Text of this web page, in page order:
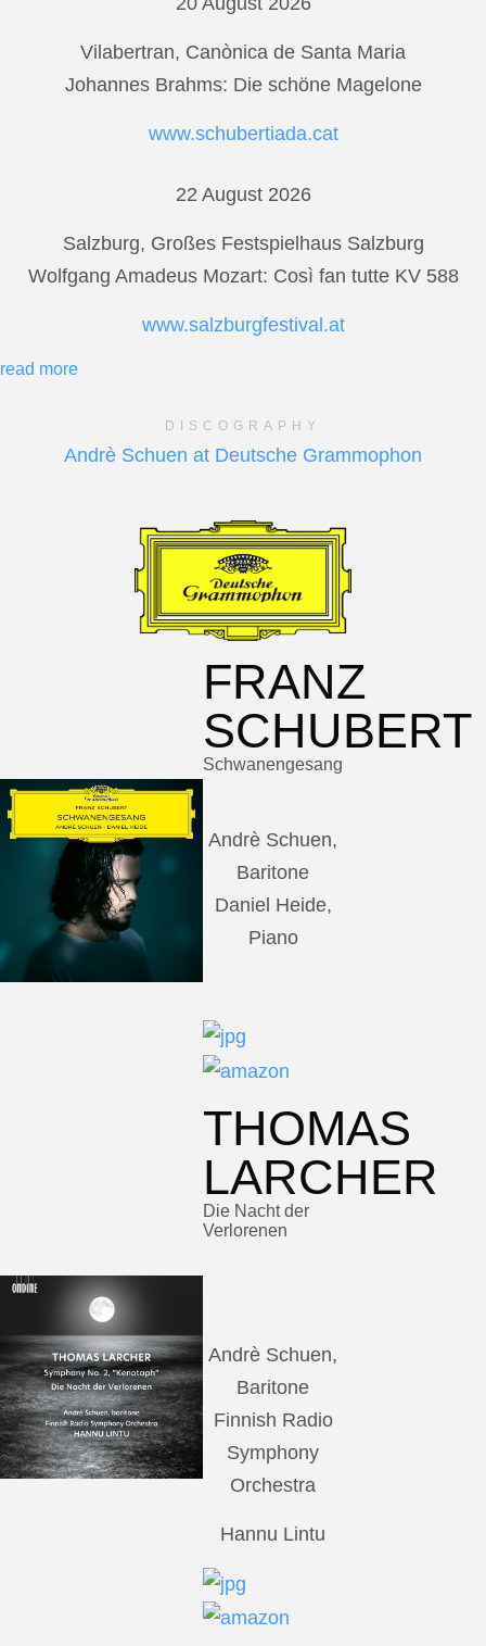
Vilabertran, Canònica de Santa Maria
Johannes Brahms: Die schöne Magelone
www.schubertiada.cat
22 August 2026
Salzburg, Großes Festspielhaus Salzburg
Wolfgang Amadeus Mozart: Così fan tutte KV 588
www.salzburgfestival.at
read more
DISCOGRAPHY
Andrè Schuen at Deutsche Grammophon
FRANZ
SCHUBERT
Schwanengesang
Andrè Schuen,
Baritone
Daniel Heide,
Piano
THOMAS
LARCHER
Die Nacht der
Verlorenen
Andrè Schuen,
Baritone
Finnish Radio
Symphony
Orchestra
Hannu Lintu